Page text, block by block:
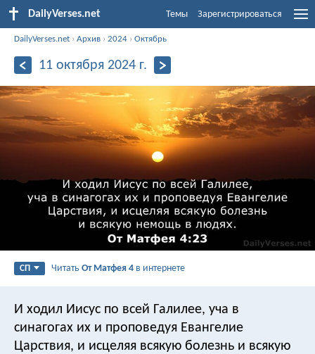
DailyVerses.net Темы Зарегистрироваться
DailyVerses.net ›Архив ›2024 ›Октябрь
11 октября 2024 г.
СП ЧитатьОт Матфея 4 в интернете
И ходил Иисус по всей Галилее, уча в
синагогах их и проповедуя Евангелие
Царствия, и исцеляя всякую болезнь и всякую